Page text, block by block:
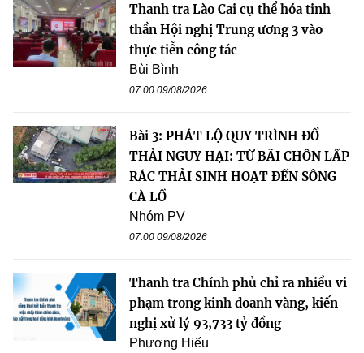
Thanh tra Lào Cai cụ thể hóa tinh
thần Hội nghị Trung ương 3 vào
thực tiễn công tác
Bùi Bình
07:00 09/08/2026
Bài 3: PHÁT LỘ QUY TRÌNH ĐỔ
THẢI NGUY HẠI: TỪ BÃI CHÔN LẤP
RÁC THẢI SINH HOẠT ĐẾN SÔNG
CÀ LỒ
Nhóm PV
07:00 09/08/2026
Thanh tra Chính phủ chỉ ra nhiều vi
phạm trong kinh doanh vàng, kiến
nghị xử lý 93,733 tỷ đồng
Phương Hiếu